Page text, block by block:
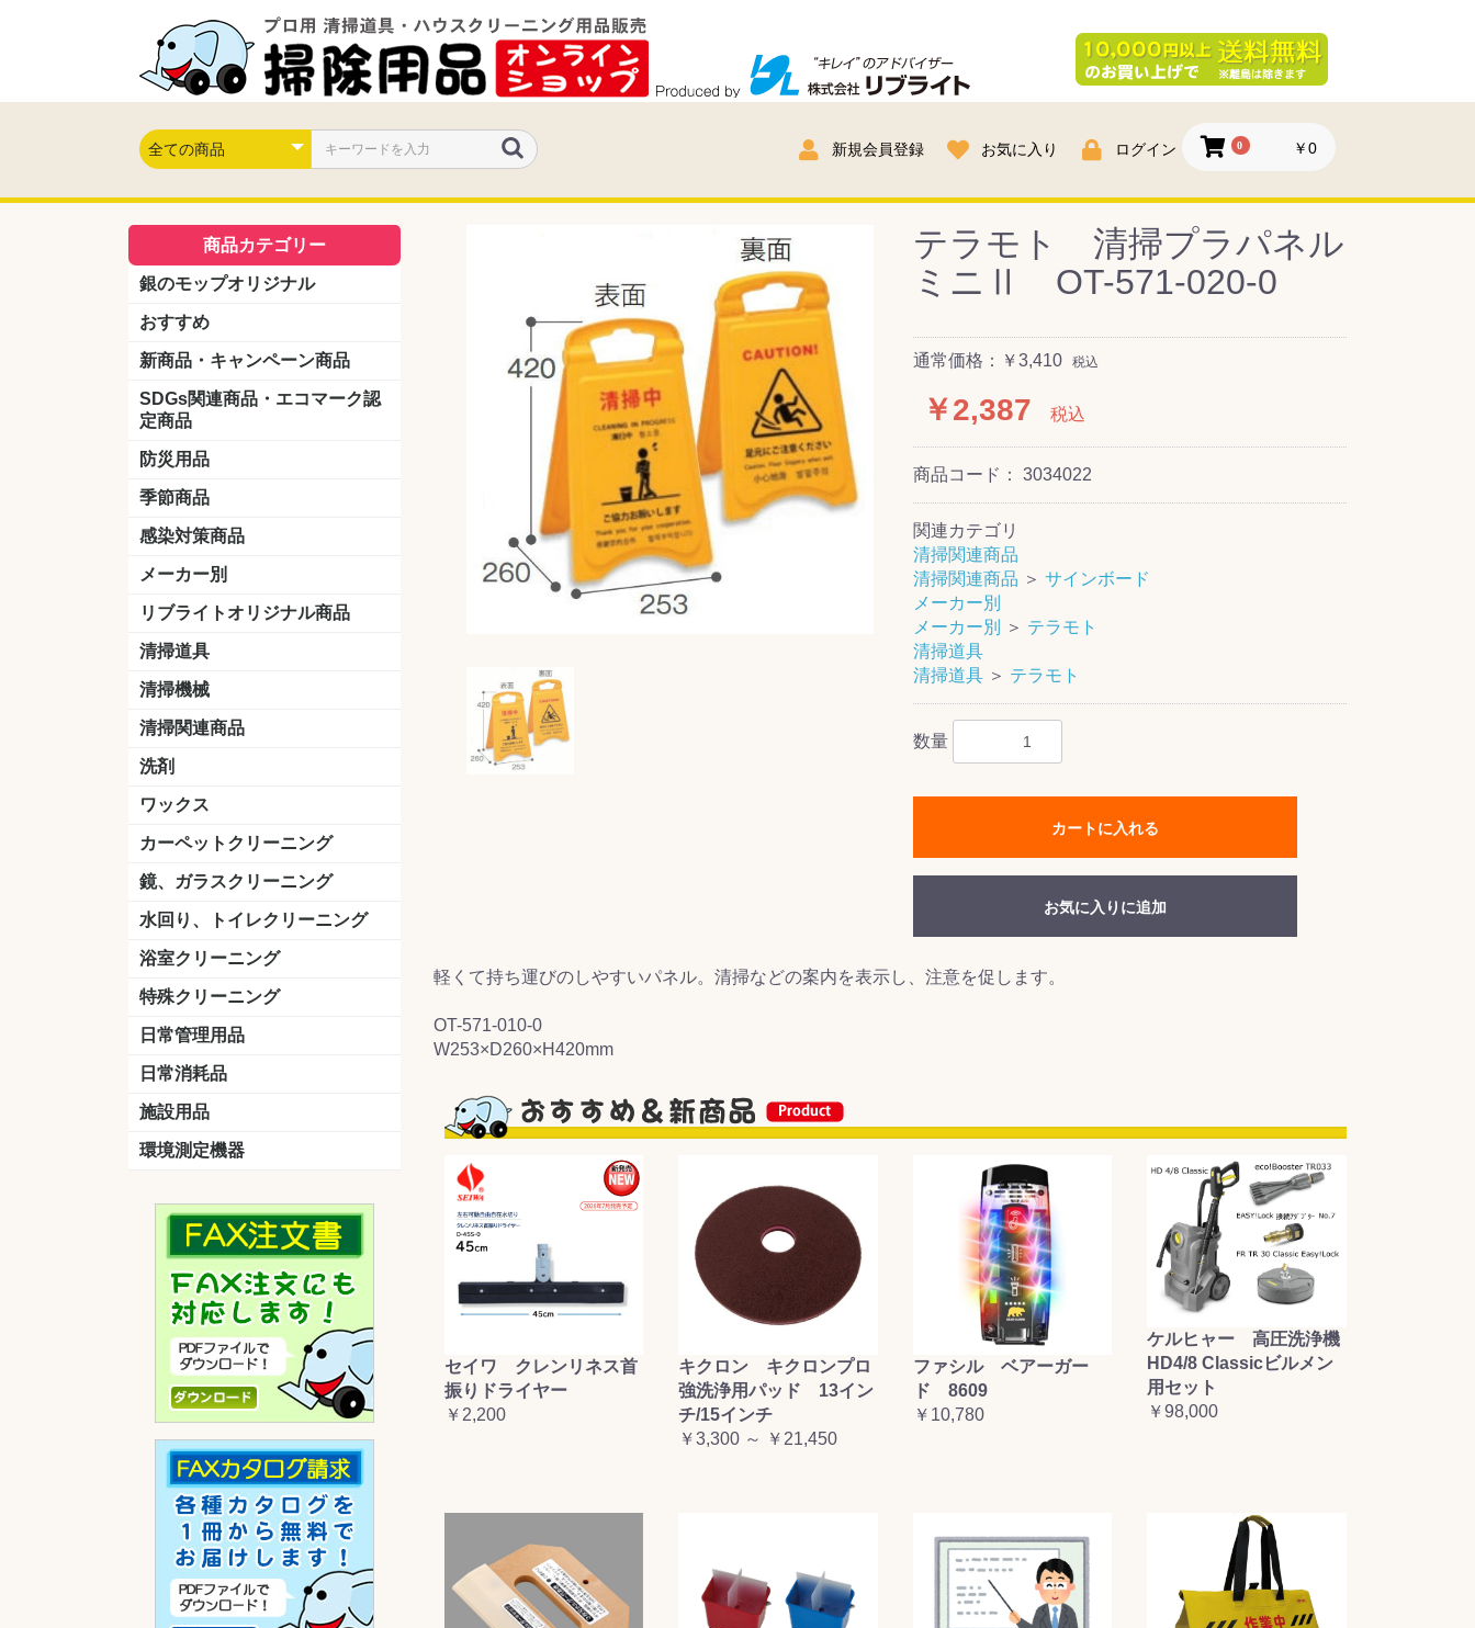
新規会員登録 お気に入り ログイン 0 ￥0
商品カテゴリー
銀のモップオリジナル
おすすめ
新商品・キャンペーン商品
キャンペーン商品
新製品
SDGs関連商品・エコマーク認
定商品
防災用品
季節商品
感染対策商品
おう吐物
除菌洗剤
うがい薬
マスク
手洗い石鹸
手指消毒
手袋
メーカー別
クオリティ
ニイタカ
シーバイエス
リンレイ
ペンギンワックス
横浜油脂工業
ミッケル化学（旧：スイショウ
ユシロ化学
コニシ
つやげん
ダイカ商事
スリーエムジャパン
山崎産業
テラモト
セイワ
エトレー
ラバーメイド
ジャパックス
日本サニパック
ケルヒャー
マキタ
ショーワグローブ
花王
サラヤ
アルボース
コスケム
ミヤキ
紺商
信徳ポミー
リブライトオリジナル商品
LLオレンジクリーナー
LL油脂専用クリーナー
LLワックスモップ
LL-21
マーベラスiL
清掃道具
ほうき
ちりとり
モップ及び関連品 ワンタッチ式モップ
水切りドライヤー
その他アタッチメント
(ワンタッチ式用)
モップ ワックス塗布
ハードフロア用ダストモップ
テラモト
その他
清掃機械
掃除機
ドライバキューム
アップライトバキューム
コードレスタイプ
高圧洗浄機
吸水機
カーペット用マシン
送風機
ポリッシャー スタンダード
ハンディポリッシャー
ポリッシャー・自動床洗浄機用
掃除機用紙パック
その他
清掃関連商品
ダストカート
台車
移動式バレット
脚立
モップハンガー
サインボード
光沢計
カーペット汚染度計
洗剤
床用表面洗浄剤
ハクリ剤
厨房用
工場用
石材用
サビ用
木材用
タイル用
外壁用
壁面用
手あか用
病院用
除菌用
ワックス
樹脂ワックス
半樹脂ワックス
フローリング用
病院用ワックス
中性ワックス
石材用
木床用
その他
カーペットクリーニング
洗剤
ブラシ
パット
その他
鏡、ガラスクリーニング
ガラスワイパー
シャンパー(ウオッシャー)
ガラススクイジー
ケレン
ツールホルダー
洗剤 うろこ取り
天井・高所作業
水回り、トイレクリーニング
洗剤
尿石除去剤
水アカ除去剤
排水管つまり除去剤
消臭・防臭剤
道具
浴室クリーニング
洗剤
道具
特殊クリーニング
石材
エアコン
リンス&中和剤&前処理
洗浄ツール
洗浄シート
外壁
その他
日常管理用品
クリーナー
洗濯用洗剤
油汚れ落とし
サビ取り剤
タバコ専用消臭
日常消耗品
トイレットペーパー
ペーパータオル
便座除菌クリーナー
ポリ袋
施設用品
マット・他
ベンチ
灰皿
傘立
くず入れ
環境測定機器
テラモト 清掃プラパネル
ミニⅡ OT-571-020-0
通常価格：￥3,410 税込
￥2,387 税込
商品コード： 3034022
関連カテゴリ
清掃関連商品
清掃関連商品 ＞ サインボード
メーカー別
メーカー別
＞ テラモト
清掃道具
清掃道具 ＞ テラモト
数量
カートに入れる
お気に入りに追加
軽くて持ち運びのしやすいパネル。清掃などの案内を表示し、注意を促します。
OT-571-010-0
W253×D260×H420mm
セイワ クレンリネス首
振りドライヤー
￥2,200
キクロン キクロンプロ
強洗浄用パッド 13イン
チ/15インチ
￥3,300 ～ ￥21,450
ファシル ベアーガー
ド 8609
￥10,780
ケルヒャー 高圧洗浄機
HD4/8 Classicビルメン
用セット
￥98,000